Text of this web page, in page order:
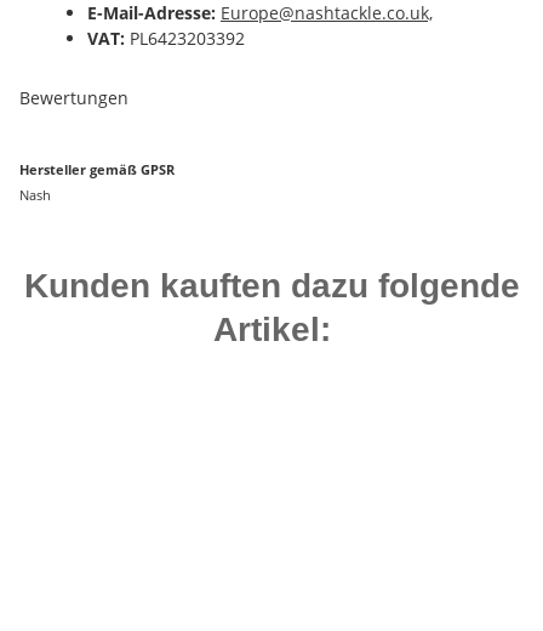
E-Mail-Adresse: Europe@nashtackle.co.uk,
VAT: PL6423203392
Bewertungen
Hersteller gemäß GPSR
Nash
Kunden kauften dazu folgende
Artikel: